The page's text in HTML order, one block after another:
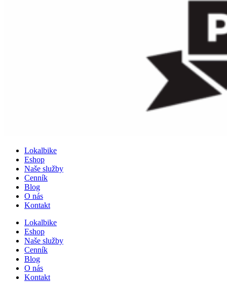
Lokalbike
Eshop
Naše služby
Cenník
Blog
O nás
Kontakt
Lokalbike
Eshop
Naše služby
Cenník
Blog
O nás
Kontakt